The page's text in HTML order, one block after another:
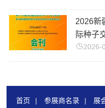
2026新
际种子
2026-
首页 | 参展商名录 | 展